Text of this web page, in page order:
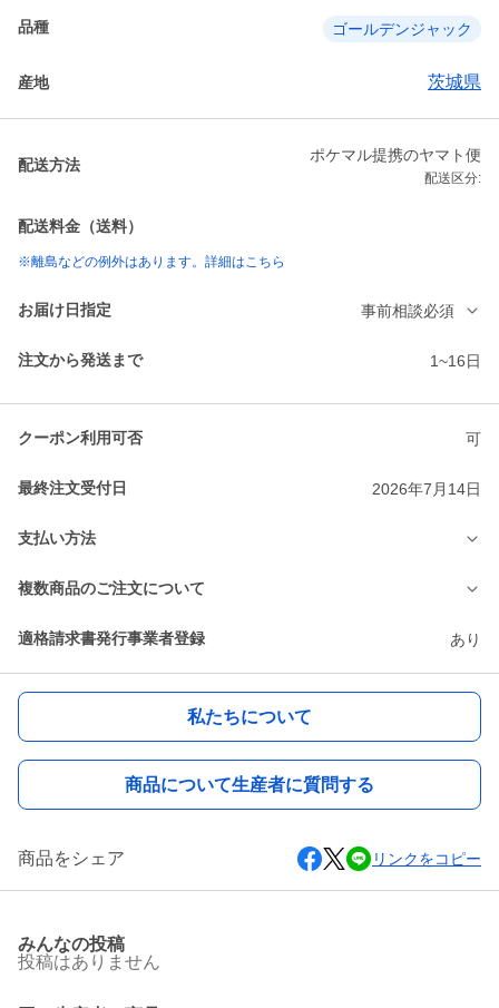
品種 ゴールデンジャック
産地 茨城県
配送方法
ポケマル提携のヤマト便
配送区分:
配送料金（送料）
※離島などの例外はあります。詳細はこちら
お届け日指定 事前相談必須
注文から発送まで 1~16日
クーポン利用可否 可
最終注文受付日 2026年7月14日
支払い方法
複数商品のご注文について
適格請求書発行事業者登録 あり
私たちについて
商品について生産者に質問する
商品をシェア リンクをコピー
みんなの投稿
投稿はありません